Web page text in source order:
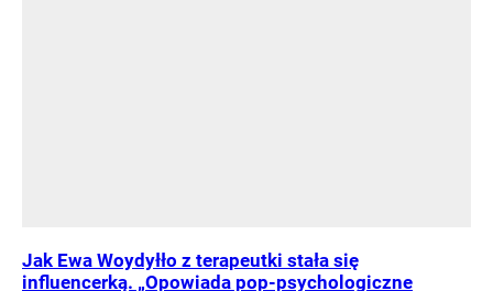
Jak Ewa Woydyłło z terapeutki stała się
influencerką. „Opowiada pop-psychologiczne